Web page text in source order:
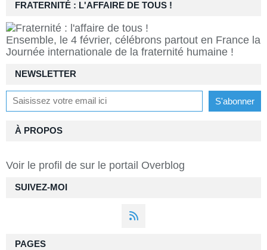
NEWSLETTER
SUIVEZ-MOI
FRATERNITÉ : L'AFFAIRE DE TOUS !
Ensemble, le 4 février, célébrons partout en France la
Journée internationale de la fraternité humaine !
À PROPOS
Voir le profil de sur le portail Overblog
PAGES